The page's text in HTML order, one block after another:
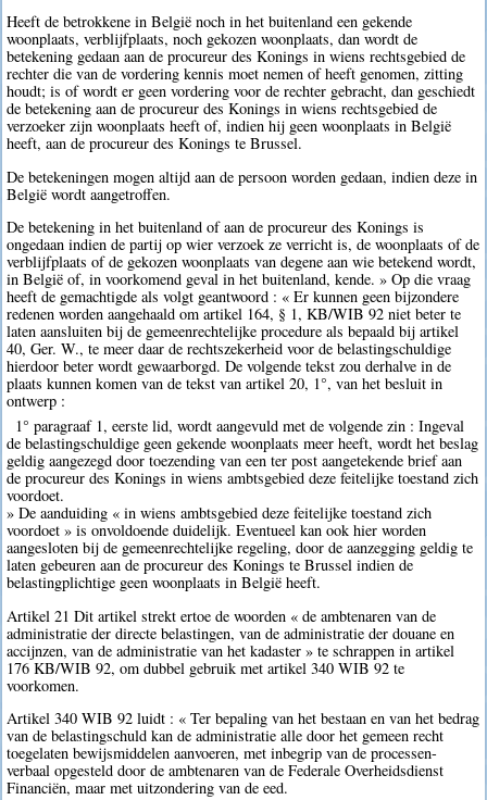
Heeft de betrokkene in België noch in het buitenland een gekende
woonplaats, verblijfplaats, noch gekozen woonplaats, dan wordt de
betekening gedaan aan de procureur des Konings in wiens rechtsgebied de
rechter die van de vordering kennis moet nemen of heeft genomen, zitting
houdt; is of wordt er geen vordering voor de rechter gebracht, dan geschiedt
de betekening aan de procureur des Konings in wiens rechtsgebied de
verzoeker zijn woonplaats heeft of, indien hij geen woonplaats in België
heeft, aan de procureur des Konings te Brussel.
De betekeningen mogen altijd aan de persoon worden gedaan, indien deze in
België wordt aangetroffen.
De betekening in het buitenland of aan de procureur des Konings is
ongedaan indien de partij op wier verzoek ze verricht is, de woonplaats of de
verblijfplaats of de gekozen woonplaats van degene aan wie betekend wordt,
in België of, in voorkomend geval in het buitenland, kende. » Op die vraag
heeft de gemachtigde als volgt geantwoord : « Er kunnen geen bijzondere
redenen worden aangehaald om artikel 164, § 1, KB/WIB 92 niet beter te
laten aansluiten bij de gemeenrechtelijke procedure als bepaald bij artikel
40, Ger. W., te meer daar de rechtszekerheid voor de belastingschuldige
hierdoor beter wordt gewaarborgd. De volgende tekst zou derhalve in de
plaats kunnen komen van de tekst van artikel 20, 1°, van het besluit in
ontwerp :
1° paragraaf 1, eerste lid, wordt aangevuld met de volgende zin : Ingeval
de belastingschuldige geen gekende woonplaats meer heeft, wordt het beslag
geldig aangezegd door toezending van een ter post aangetekende brief aan
de procureur des Konings in wiens ambtsgebied deze feitelijke toestand zich
voordoet.
» De aanduiding « in wiens ambtsgebied deze feitelijke toestand zich
voordoet » is onvoldoende duidelijk. Eventueel kan ook hier worden
aangesloten bij de gemeenrechtelijke regeling, door de aanzegging geldig te
laten gebeuren aan de procureur des Konings te Brussel indien de
belastingplichtige geen woonplaats in België heeft.
Artikel 21 Dit artikel strekt ertoe de woorden « de ambtenaren van de
administratie der directe belastingen, van de administratie der douane en
accijnzen, van de administratie van het kadaster » te schrappen in artikel
176 KB/WIB 92, om dubbel gebruik met artikel 340 WIB 92 te
voorkomen.
Artikel 340 WIB 92 luidt : « Ter bepaling van het bestaan en van het bedrag
van de belastingschuld kan de administratie alle door het gemeen recht
toegelaten bewijsmiddelen aanvoeren, met inbegrip van de processen-
verbaal opgesteld door de ambtenaren van de Federale Overheidsdienst
Financiën, maar met uitzondering van de eed.